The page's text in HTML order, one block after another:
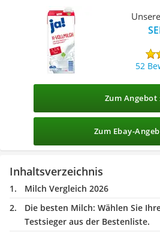
52
Zum Angebot
Zum Ebay-
Inhaltsverzeichnis
Milch Vergleich 2026
Die besten Milch: Wählen Sie
Testsieger aus der Bestenliste.